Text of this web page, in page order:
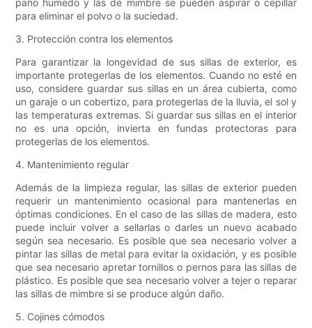
paño húmedo y las de mimbre se pueden aspirar o cepillar
para eliminar el polvo o la suciedad.
3. Protección contra los elementos
Para garantizar la longevidad de sus sillas de exterior, es
importante protegerlas de los elementos. Cuando no esté en
uso, considere guardar sus sillas en un área cubierta, como
un garaje o un cobertizo, para protegerlas de la lluvia, el sol y
las temperaturas extremas. Si guardar sus sillas en el interior
no es una opción, invierta en fundas protectoras para
protegerlas de los elementos.
4. Mantenimiento regular
Además de la limpieza regular, las sillas de exterior pueden
requerir un mantenimiento ocasional para mantenerlas en
óptimas condiciones. En el caso de las sillas de madera, esto
puede incluir volver a sellarlas o darles un nuevo acabado
según sea necesario. Es posible que sea necesario volver a
pintar las sillas de metal para evitar la oxidación, y es posible
que sea necesario apretar tornillos o pernos para las sillas de
plástico. Es posible que sea necesario volver a tejer o reparar
las sillas de mimbre si se produce algún daño.
5. Cojines cómodos